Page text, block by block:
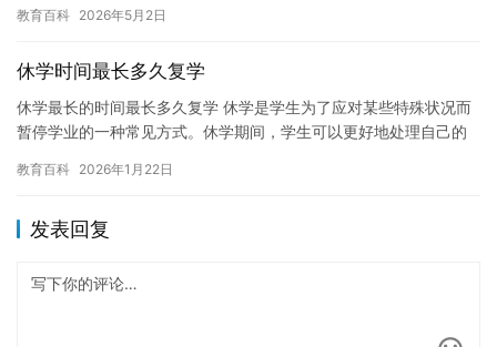
些…
教育百科 2026年5月2日
休学时间最长多久复学
休学最长的时间最长多久复学 休学是学生为了应对某些特殊状况而
暂停学业的一种常见方式。休学期间，学生可以更好地处理自己的
个问…
教育百科 2026年1月22日
发表回复